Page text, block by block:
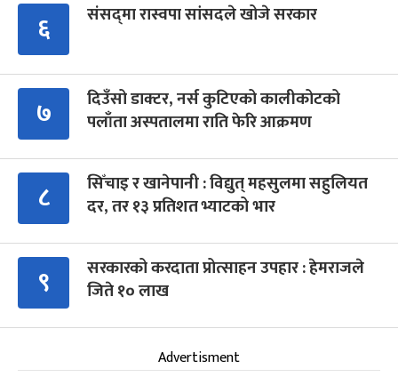
६ संसद्‍मा रास्वपा सांसदले खोजे सरकार
७
दिउँसो डाक्टर, नर्स कुटिएको कालीकोटको
पलाँता अस्पतालमा राति फेरि आक्रमण
८
सिँचाइ र खानेपानी : विद्युत् महसुलमा सहुलियत
दर, तर १३ प्रतिशत भ्याटको भार
९
सरकारको करदाता प्रोत्साहन उपहार : हेमराजले
जिते १० लाख
Advertisment